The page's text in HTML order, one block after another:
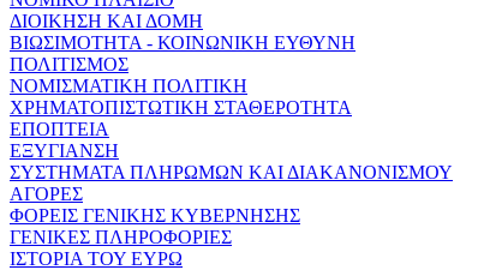
ΔΙΟΙΚΗΣΗ ΚΑΙ ΔΟΜΗ
ΒΙΩΣΙΜΟΤΗΤΑ - ΚΟΙΝΩΝΙΚΗ ΕΥΘΥΝΗ
ΠΟΛΙΤΙΣΜΟΣ
ΝΟΜΙΣΜΑΤΙΚΗ ΠΟΛΙΤΙΚΗ
ΧΡΗΜΑΤΟΠΙΣΤΩΤΙΚΗ ΣΤΑΘΕΡΟΤΗΤΑ
ΕΠΟΠΤΕΙΑ
ΕΞΥΓΙΑΝΣΗ
ΣΥΣΤΗΜΑΤΑ ΠΛΗΡΩΜΩΝ ΚΑΙ ΔΙΑΚΑΝΟΝΙΣΜΟΥ
ΑΓΟΡΕΣ
ΦΟΡΕΙΣ ΓΕΝΙΚΗΣ ΚΥΒΕΡΝΗΣΗΣ
ΓΕΝΙΚΕΣ ΠΛΗΡΟΦΟΡΙΕΣ
ΙΣΤΟΡΙΑ ΤΟΥ ΕΥΡΩ